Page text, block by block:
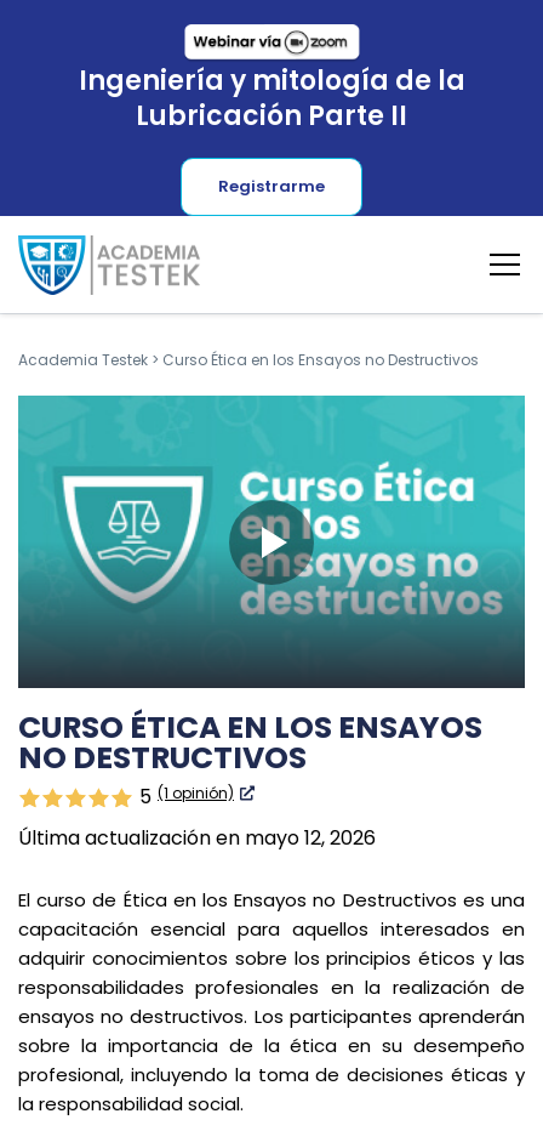
Ingeniería y mitología de la
Lubricación Parte II
Registrarme
Academia Testek > Curso Ética en los Ensayos no Destructivos
CURSO ÉTICA EN LOS ENSAYOS
NO DESTRUCTIVOS
5 (1 opinión)
Última actualización en mayo 12, 2026
El curso de Ética en los Ensayos no Destructivos es una
capacitación esencial para aquellos interesados en
adquirir conocimientos sobre los principios éticos y las
responsabilidades profesionales en la realización de
ensayos no destructivos. Los participantes aprenderán
sobre la importancia de la ética en su desempeño
profesional, incluyendo la toma de decisiones éticas y
la responsabilidad social.